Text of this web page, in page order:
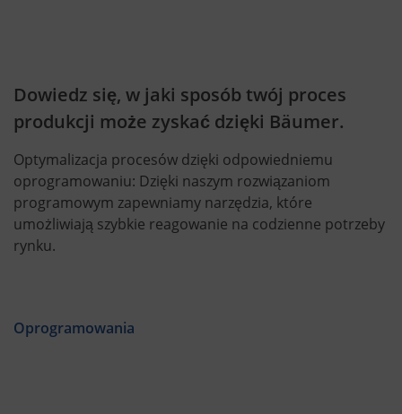
Dowiedz się, w jaki sposób twój proces
produkcji może zyskać dzięki Bäumer.
Optymalizacja procesów dzięki odpowiedniemu
oprogramowaniu: Dzięki naszym rozwiązaniom
programowym zapewniamy narzędzia, które
umożliwiają szybkie reagowanie na codzienne potrzeby
rynku.
Oprogramowania